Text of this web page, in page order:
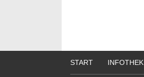
START INFOTHEK